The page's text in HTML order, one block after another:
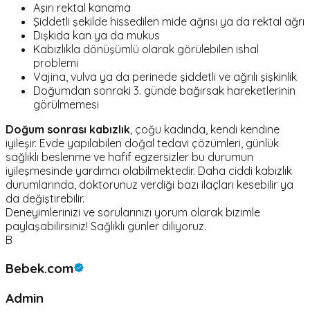
Aşırı rektal kanama
Şiddetli şekilde hissedilen mide ağrısı ya da rektal ağrı
Dışkıda kan ya da mukus
Kabızlıkla dönüşümlü olarak görülebilen ishal
problemi
Vajina, vulva ya da perinede şiddetli ve ağrılı şişkinlik
Doğumdan sonraki 3. günde bağırsak hareketlerinin
görülmemesi
Doğum sonrası kabızlık, çoğu kadında, kendi kendine
iyileşir. Evde yapılabilen doğal tedavi çözümleri, günlük
sağlıklı beslenme ve hafif egzersizler bu durumun
iyileşmesinde yardımcı olabilmektedir. Daha ciddi kabızlık
durumlarında, doktorunuz verdiği bazı ilaçları kesebilir ya
da değiştirebilir.
Deneyimlerinizi ve sorularınızı yorum olarak bizimle
paylaşabilirsiniz! Sağlıklı günler diliyoruz.
B
Bebek.com
Admin